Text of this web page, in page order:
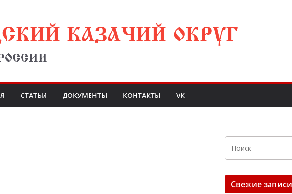
КАЗАЧИЙ ОКРУГ
СТАТЬИ ДОКУМЕНТЫ КОНТАКТЫ VK
Свежие записи